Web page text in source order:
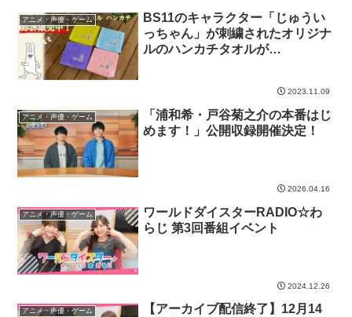
アニメ・声優・ゲーム
BS11のキャラクター「じゅうい
っちゃん」が刺繍されたオリジナ
ルのハンカチタオルが
2023.11.09
アニメ・声優・ゲーム
「浦和希・戸谷菊之介の本番はじ
めます！」公開収録開催決定！
2026.04.16
アニメ・声優・ゲーム
ワールドダイスターRADIO☆わ
らじ 第3回番組イベント
2024.12.26
アニメ・声優・ゲーム
【アーカイブ配信終了】12月14